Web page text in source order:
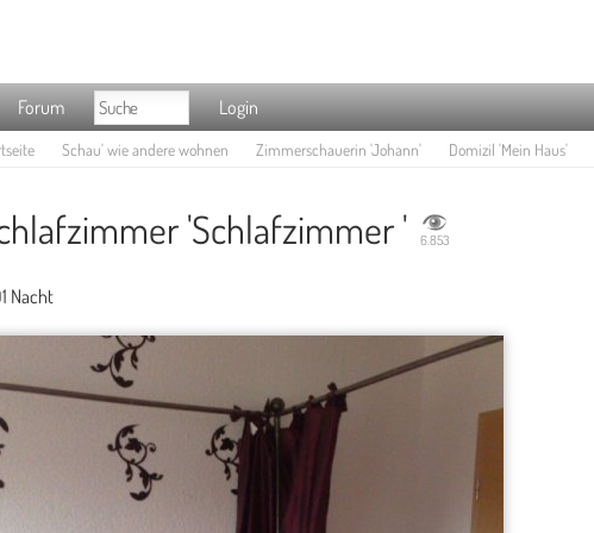
Forum Login
Schau' wie andere wohnen Zimmerschauerin 'Johann' Domizil 'Mein Haus'
'Schlafzimmer ' 6.853
Nacht